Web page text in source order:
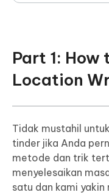
Part 1: How
Location
Tidak mustahil
tinder jika Anda
metode dan trik
menyelesaikan
satu dan kami